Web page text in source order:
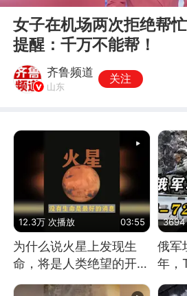
女子在机场两次拒绝帮
提醒：千万不能帮！
齐鲁频道
山东
关注
12.3万 次播放 03:55
为什么说火星上发现生
命，将是人类绝望的开
始？
3694
俄军
年，